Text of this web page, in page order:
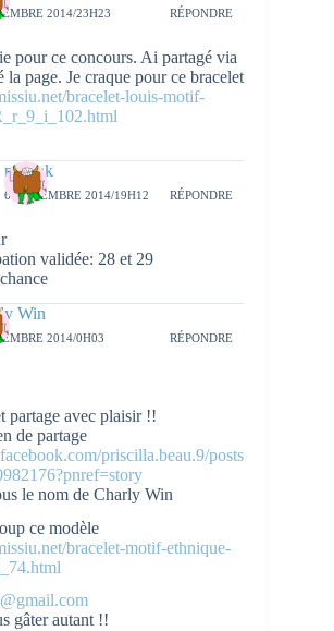
2014/23H23 RÉPONDRE
pour ce concours. Ai partagé via
la page. Je craque pour ce bracelet
bracelet-louis-motif-
natieak
6 NOVEMBRE 2014/19H12 RÉPONDRE
validée: 28 et 29
Win
2014/0H03 RÉPONDRE
partage avec plaisir !!
de partage
priscilla.beau.9/posts
le nom de Charly Win
ce modèle
bracelet-motif-ethnique-
gâter autant !!